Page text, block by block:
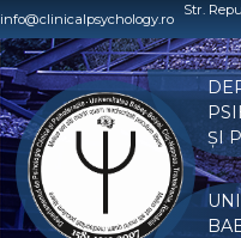
Skip
to
content
info@clinicalpsychology.ro
Str.
ȘI